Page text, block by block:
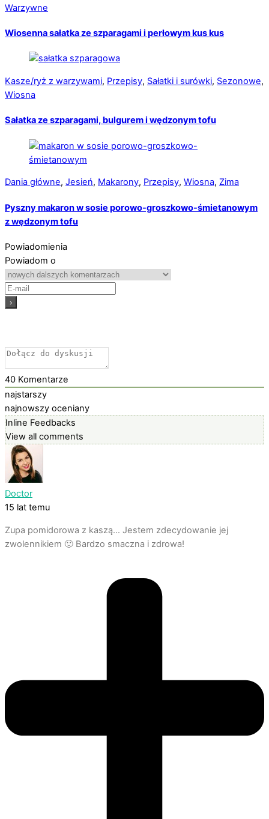
Warzywne
Wiosenna sałatka ze szparagami i perłowym kus kus
Kasze/ryż z warzywami, Przepisy, Sałatki i surówki, Sezonowe,
Wiosna
Sałatka ze szparagami, bulgurem i wędzonym tofu
Dania główne, Jesień, Makarony, Przepisy, Wiosna, Zima
Pyszny makaron w sosie porowo-groszkowo-śmietanowym
z wędzonym tofu
Powiadomienia
Powiadom o
40 Komentarze
najstarszy
najnowszy oceniany
Inline Feedbacks
View all comments
Doctor
15 lat temu
Zupa pomidorowa z kaszą… Jestem zdecydowanie jej
zwolennikiem 🙂 Bardzo smaczna i zdrowa!